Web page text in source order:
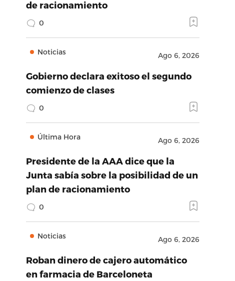
de racionamiento
0
Noticias Ago 6, 2026
Gobierno declara exitoso el segundo
comienzo de clases
0
Última Hora Ago 6, 2026
Presidente de la AAA dice que la
Junta sabía sobre la posibilidad de un
plan de racionamiento
0
Noticias Ago 6, 2026
Roban dinero de cajero automático
en farmacia de Barceloneta